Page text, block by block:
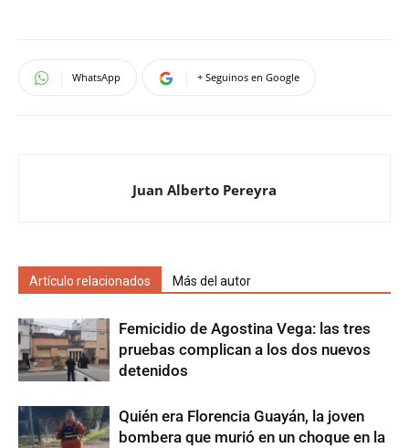
WhatsApp + Seguinos en Google
Juan Alberto Pereyra
Artículo relacionados Más del autor
Femicidio de Agostina Vega: las tres
pruebas complican a los dos nuevos
detenidos
Quién era Florencia Guayán, la joven
bombera que murió en un choque en la